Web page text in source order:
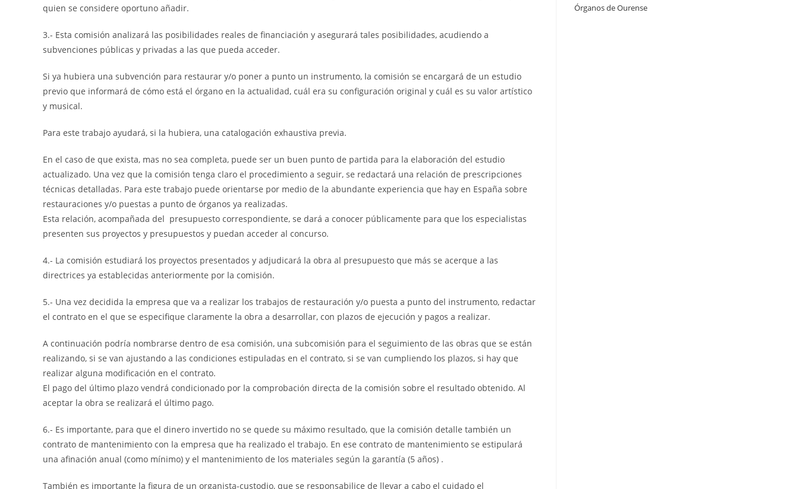
quien se considere oportuno añadir.
3.- Esta comisión analizará las posibilidades reales de financiación y asegurará tales posibilidades, acudiendo a
subvenciones públicas y privadas a las que pueda acceder.
Si ya hubiera una subvención para restaurar y/o poner a punto un instrumento, la comisión se encargará de un estudio
previo que informará de cómo está el órgano en la actualidad, cuál era su configuración original y cuál es su valor artístico
y musical.
Para este trabajo ayudará, si la hubiera, una catalogación exhaustiva previa.
En el caso de que exista, mas no sea completa, puede ser un buen punto de partida para la elaboración del estudio
actualizado. Una vez que la comisión tenga claro el procedimiento a seguir, se redactará una relación de prescripciones
técnicas detalladas. Para este trabajo puede orientarse por medio de la abundante experiencia que hay en España sobre
restauraciones y/o puestas a punto de órganos ya realizadas.
Esta relación, acompañada del presupuesto correspondiente, se dará a conocer públicamente para que los especialistas
presenten sus proyectos y presupuestos y puedan acceder al concurso.
4.- La comisión estudiará los proyectos presentados y adjudicará la obra al presupuesto que más se acerque a las
directrices ya establecidas anteriormente por la comisión.
5.- Una vez decidida la empresa que va a realizar los trabajos de restauración y/o puesta a punto del instrumento, redactar
el contrato en el que se especifique claramente la obra a desarrollar, con plazos de ejecución y pagos a realizar.
A continuación podría nombrarse dentro de esa comisión, una subcomisión para el seguimiento de las obras que se están
realizando, si se van ajustando a las condiciones estipuladas en el contrato, si se van cumpliendo los plazos, si hay que
realizar alguna modificación en el contrato.
El pago del último plazo vendrá condicionado por la comprobación directa de la comisión sobre el resultado obtenido. Al
aceptar la obra se realizará el último pago.
6.- Es importante, para que el dinero invertido no se quede su máximo resultado, que la comisión detalle también un
contrato de mantenimiento con la empresa que ha realizado el trabajo. En ese contrato de mantenimiento se estipulará
una afinación anual (como mínimo) y el mantenimiento de los materiales según la garantía (5 años) .
También es importante la figura de un organista-custodio, que se responsabilice de llevar a cabo el cuidado el
Órganos de Ourense